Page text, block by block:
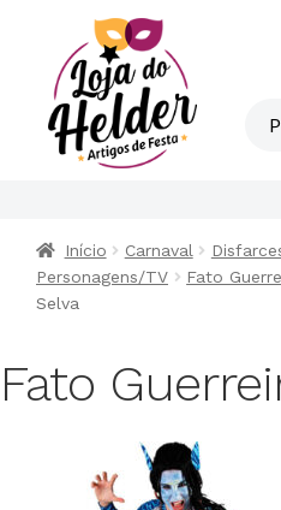
Início Carnaval
Personagens/TV
Fato
Selva
Fato